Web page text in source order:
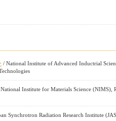
/ National Institute of Advanced Inductrial
Institute for Materials Science (NIMS),
Synchrotron Radiation Research Institute